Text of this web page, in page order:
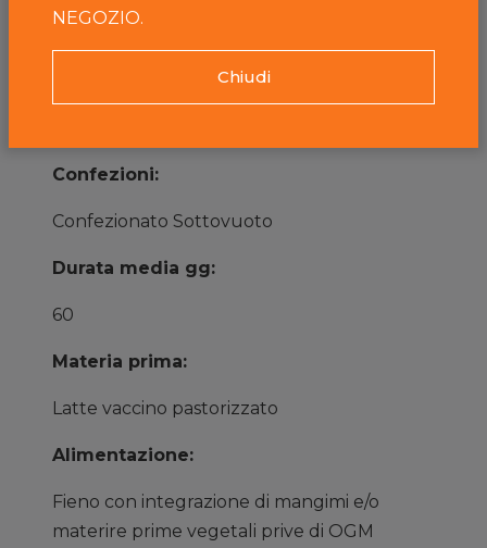
Confezioni:
Confezionato Sottovuoto
Durata media gg:
60
Materia prima:
Latte vaccino pastorizzato
Alimentazione:
Fieno con integrazione di mangimi e/o
materire prime vegetali prive di OGM
NEGOZIO.
Chiudi